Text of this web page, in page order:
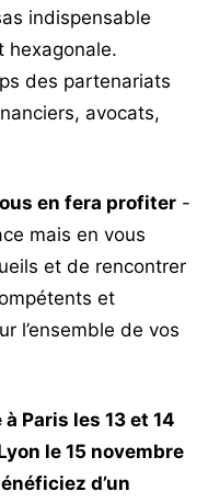
indispensable
hexagonale.
des partenariats
avocats,
en fera profiter -
mais en vous
et de rencontrer
et
l’ensemble de vos
Paris les 13 et 14
le 15 novembre
d’un